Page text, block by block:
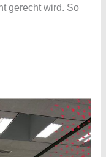
gerecht wird. So